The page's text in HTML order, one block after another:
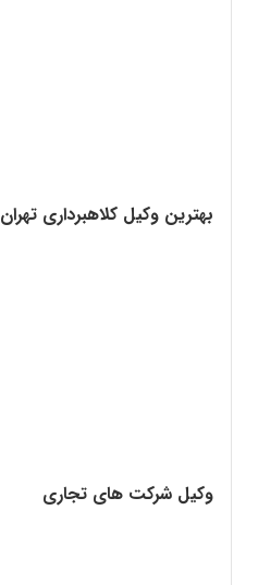
بهترین وکیل کلاهبرداری تهران
وکیل شرکت های تجاری